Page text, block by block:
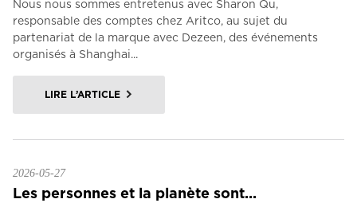
Nous nous sommes entretenus avec Sharon Qu,
responsable des comptes chez Aritco, au sujet du
partenariat de la marque avec Dezeen, des événements
organisés à Shanghai...
LIRE L’ARTICLE
2026-05-27
Les personnes et la planète sont...